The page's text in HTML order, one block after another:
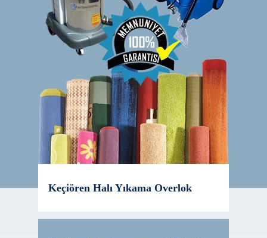
Keçiören Halı Yıkama Overlok